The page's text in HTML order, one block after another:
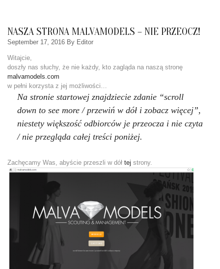
NASZA STRONA MALVAMODELS – NIE PRZEOCZ!
September 17, 2016 By Editor
Witajcie,
doszły nas słuchy, że nie każdy, kto zagląda na naszą stronę
malvamodels.com
w pełni korzysta z jej możliwości…
Na stronie startowej znajdziecie zdanie “scroll
down to see more / przewiń w dół i zobacz więcej”,
niestety większość odbiorców je przeocza i nie czyta
/ nie przegląda całej treści poniżej.
Zachęcamy Was, abyście przeszli w dół tej strony.